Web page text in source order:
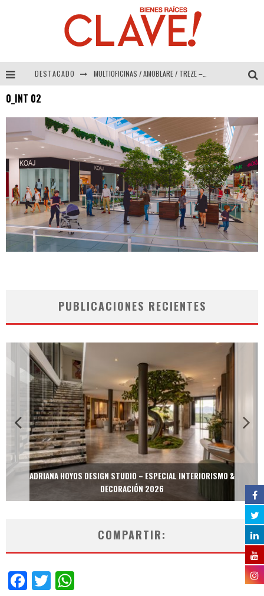
DESTACADO MULTIOFICINAS / AMOBLARE / TREZE – Especial Interiorismo & Decoración 2026
COLINEAL – Especial Interiorismo & Decoración 2026
ADRIANA HOYOS DESIGN STUDIO – Especial Interiorismo & Decoración 2026
0_INT 02
PUBLICACIONES RECIENTES
ADRIANA HOYOS DESIGN STUDIO – ESPECIAL INTERIORISMO &
DECORACIÓN 2026
COMPARTIR:
Facebook
Twitter